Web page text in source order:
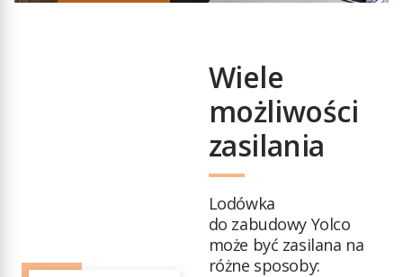
RL90 BLACK
Wiele
możliwości
zasilania
Lodówka
do zabudowy Yolco
może być zasilana na
różne sposoby: